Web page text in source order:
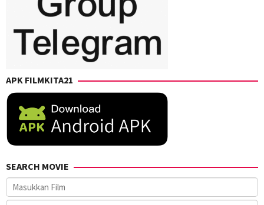
APK FILMKITA21
SEARCH MOVIE